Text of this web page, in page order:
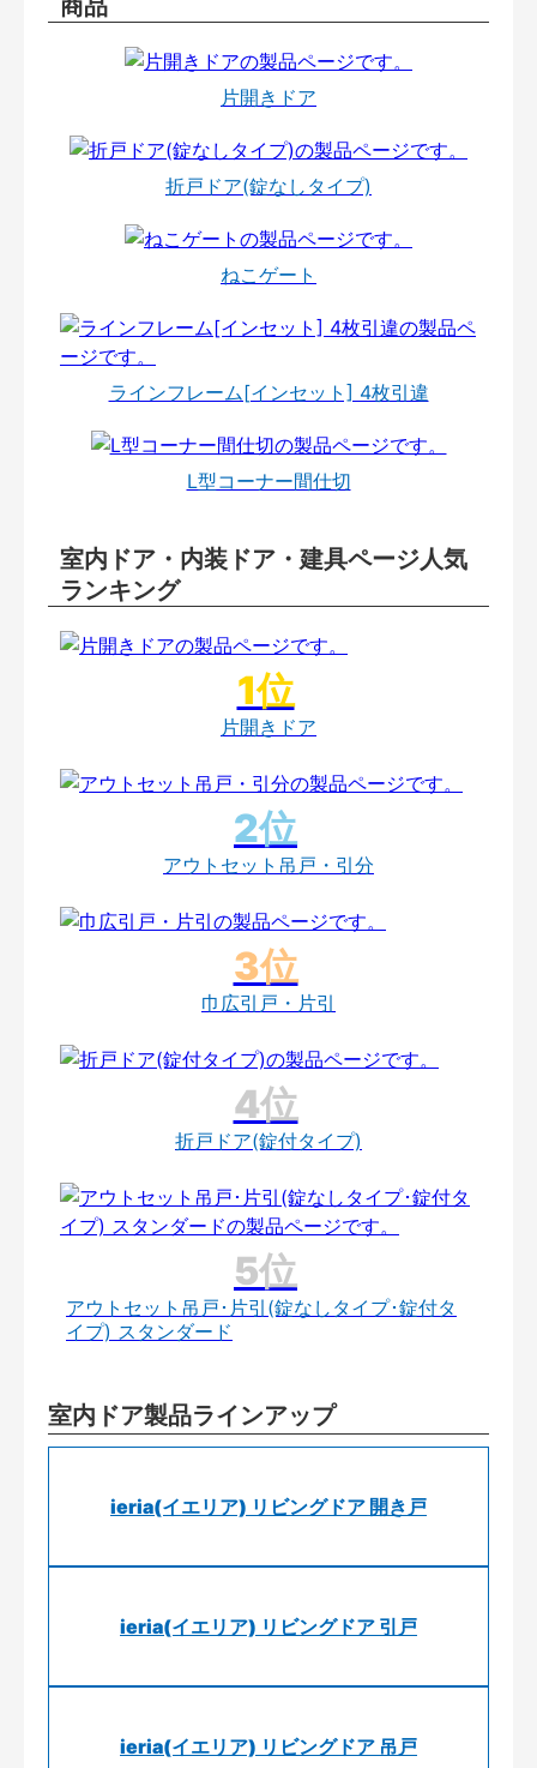
商品
片開きドア
折戸ドア(錠なしタイプ)
ねこゲート
ラインフレーム[インセット] 4枚引違
L型コーナー間仕切
室内ドア・内装ドア・建具ページ人気
ランキング
片開きドア
アウトセット吊戸・引分
巾広引戸・片引
折戸ドア(錠付タイプ)
アウトセット吊戸･片引(錠なしタイプ･錠付タ
イプ) スタンダード
室内ドア製品ラインアップ
ieria(イエリア) リビングドア 開き戸
ieria(イエリア) リビングドア 引戸
ieria(イエリア) リビングドア 吊戸